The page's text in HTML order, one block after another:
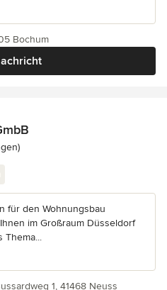
Bochum
5 von 5 Sternen
für den Wohnungsbau
im Großraum Düsseldorf
Thema...
1, 41468 Neuss